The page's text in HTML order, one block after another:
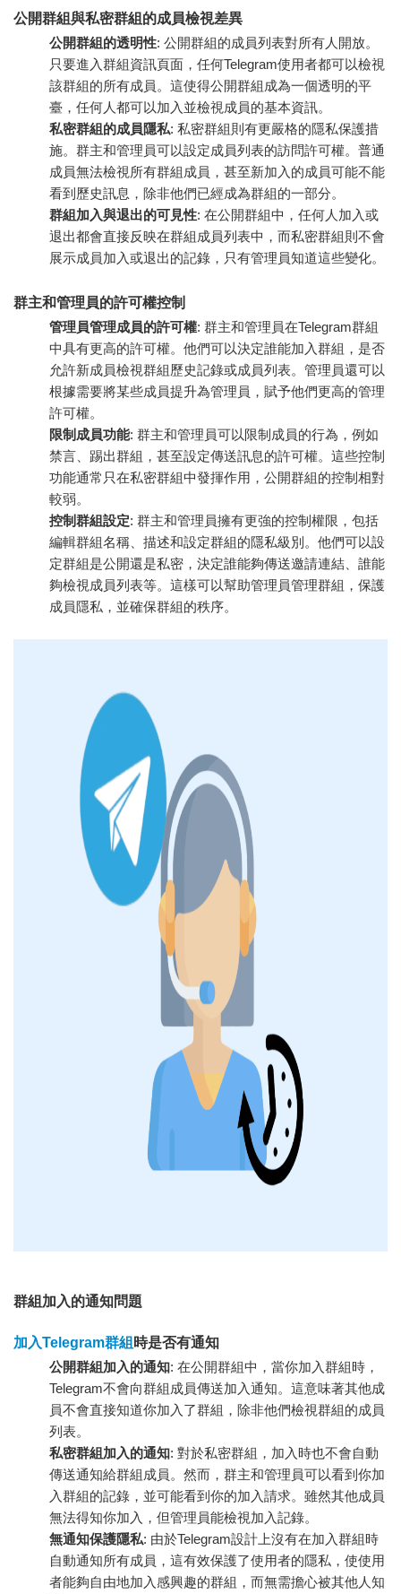
公開群組與私密群組的成員檢視差異
公開群組的透明性: 公開群組的成員列表對所有人開放。
只要進入群組資訊頁面，任何Telegram使用者都可以檢視
該群組的所有成員。這使得公開群組成為一個透明的平
臺，任何人都可以加入並檢視成員的基本資訊。
私密群組的成員隱私: 私密群組則有更嚴格的隱私保護措
施。群主和管理員可以設定成員列表的訪問許可權。普通
成員無法檢視所有群組成員，甚至新加入的成員可能不能
看到歷史訊息，除非他們已經成為群組的一部分。
群組加入與退出的可見性: 在公開群組中，任何人加入或
退出都會直接反映在群組成員列表中，而私密群組則不會
展示成員加入或退出的記錄，只有管理員知道這些變化。
群主和管理員的許可權控制
管理員管理成員的許可權: 群主和管理員在Telegram群組
中具有更高的許可權。他們可以決定誰能加入群組，是否
允許新成員檢視群組歷史記錄或成員列表。管理員還可以
根據需要將某些成員提升為管理員，賦予他們更高的管理
許可權。
限制成員功能: 群主和管理員可以限制成員的行為，例如
禁言、踢出群組，甚至設定傳送訊息的許可權。這些控制
功能通常只在私密群組中發揮作用，公開群組的控制相對
較弱。
控制群組設定: 群主和管理員擁有更強的控制權限，包括
編輯群組名稱、描述和設定群組的隱私級別。他們可以設
定群組是公開還是私密，決定誰能夠傳送邀請連結、誰能
夠檢視成員列表等。這樣可以幫助管理員管理群組，保護
成員隱私，並確保群組的秩序。
群組加入的通知問題
加入Telegram群組 時是否有通知
公開群組加入的通知: 在公開群組中，當你加入群組時，
Telegram不會向群組成員傳送加入通知。這意味著其他成
員不會直接知道你加入了群組，除非他們檢視群組的成員
列表。
私密群組加入的通知: 對於私密群組，加入時也不會自動
傳送通知給群組成員。然而，群主和管理員可以看到你加
入群組的記錄，並可能看到你的加入請求。雖然其他成員
無法得知你加入，但管理員能檢視加入記錄。
無通知保護隱私: 由於Telegram設計上沒有在加入群組時
自動通知所有成員，這有效保護了使用者的隱私，使使用
者能夠自由地加入感興趣的群組，而無需擔心被其他人知